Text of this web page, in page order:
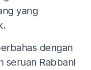
yang
dengan
seruan Rabbani